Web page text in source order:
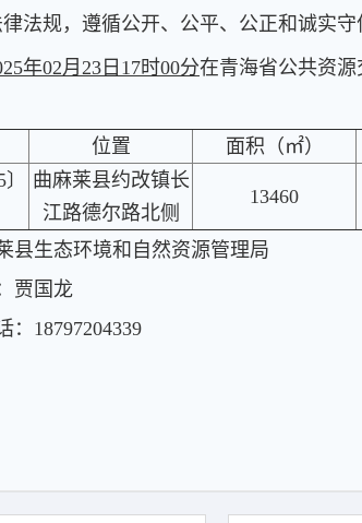
法规，遵循公开、公平、公正和诚实守
年02月23日17时00分在青海省公共资源
位置 面积（㎡）
曲麻莱县约改镇长
江路德尔路北侧
13460
县生态环境和自然资源管理局
贾国龙
： 18797204339